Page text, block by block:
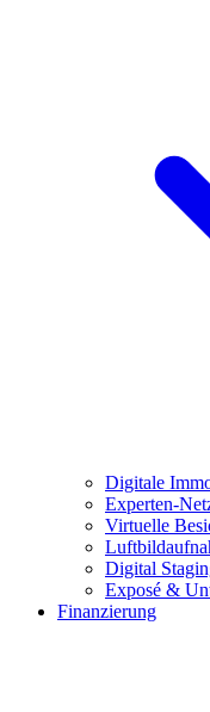
Digitale
Experten-
Virtuelle
Digital
Exposé &
Finanzierung